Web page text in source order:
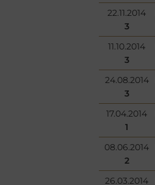
22.11.2014
3
11.10.2014
3
24.08.2014
3
17.04.2014
1
08.06.2014
2
26.03.2014